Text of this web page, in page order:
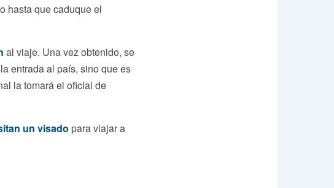
o hasta que caduque el
al viaje. Una vez obtenido, se
entrada al país, sino que es
la tomará el oficial de
un visado para viajar a